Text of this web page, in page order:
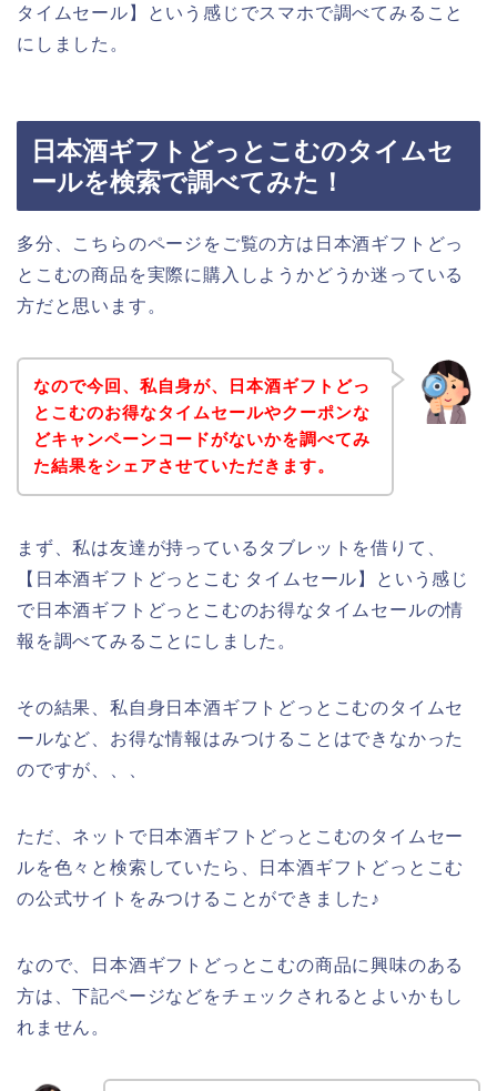
タイムセール】という感じでスマホで調べてみること
にしました。
日本酒ギフトどっとこむのタイムセ
ールを検索で調べてみた！
多分、こちらのページをご覧の方は日本酒ギフトどっ
とこむの商品を実際に購入しようかどうか迷っている
方だと思います。
なので今回、私自身が、日本酒ギフトどっ
とこむのお得なタイムセールやクーポンな
どキャンペーンコードがないかを調べてみ
た結果をシェアさせていただきます。
まず、私は友達が持っているタブレットを借りて、
【日本酒ギフトどっとこむ タイムセール】という感じ
で日本酒ギフトどっとこむのお得なタイムセールの情
報を調べてみることにしました。
その結果、私自身日本酒ギフトどっとこむのタイムセ
ールなど、お得な情報はみつけることはできなかった
のですが、、、
ただ、ネットで日本酒ギフトどっとこむのタイムセー
ルを色々と検索していたら、日本酒ギフトどっとこむ
の公式サイトをみつけることができました♪
なので、日本酒ギフトどっとこむの商品に興味のある
方は、下記ページなどをチェックされるとよいかもし
れません。